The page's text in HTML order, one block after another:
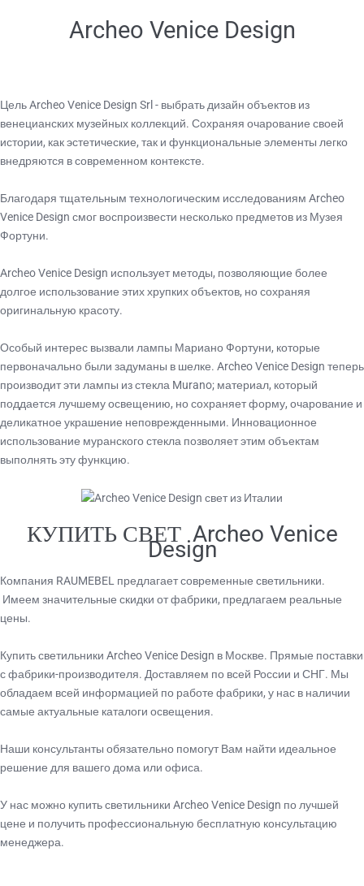
Archeo Venice Design
Цель Archeo Venice Design Srl - выбрать дизайн объектов из
венецианских музейных коллекций. Сохраняя очарование своей
истории, как эстетические, так и функциональные элементы легко
внедряются в современном контексте.
Благодаря тщательным технологическим исследованиям Archeo
Venice Design смог воспроизвести несколько предметов из Музея
Фортуни.
Archeo Venice Design использует методы, позволяющие более
долгое использование этих хрупких объектов, но сохраняя
оригинальную красоту.
Особый интерес вызвали лампы Мариано Фортуни, которые
первоначально были задуманы в шелке. Archeo Venice Design теперь
производит эти лампы из стекла Murano; материал, который
поддается лучшему освещению, но сохраняет форму, очарование и
деликатное украшение неповрежденными. Инновационное
использование муранского стекла позволяет этим объектам
выполнять эту функцию.
КУПИТЬ СВЕТ Archeo Venice
Design
Компания RAUMEBEL предлагает современные светильники.
Имеем значительные скидки от фабрики, предлагаем реальные
цены.
Купить светильники Archeo Venice Design в Москве. Прямые поставки
с фабрики-производителя. Доставляем по всей России и СНГ. Мы
обладаем всей информацией по работе фабрики, у нас в наличии
самые актуальные каталоги освещения.
Наши консультанты обязательно помогут Вам найти идеальное
решение для вашего дома или офиса.
У нас можно купить светильники Archeo Venice Design по лучшей
цене и получить профессиональную бесплатную консультацию
менеджера.